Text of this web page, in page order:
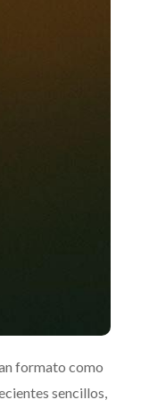
formato como
sencillos,